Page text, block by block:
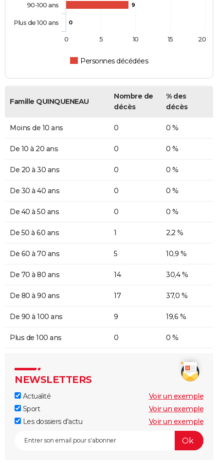
9
0
Personnes décédées
90-100 ans
Plus de 100 ans
0 5 10 15 20
Famille QUINQUENEAU
Nombre de
décès
% des
décès
Moins de 10 ans 0 0 %
De 10 à 20 ans 0 0 %
De 20 à 30 ans 0 0 %
De 30 à 40 ans 0 0 %
De 40 à 50 ans 0 0 %
De 50 à 60 ans 1 2,2 %
De 60 à 70 ans 5 10,9 %
De 70 à 80 ans 14 30,4 %
De 80 à 90 ans 17 37,0 %
De 90 à 100 ans 9 19,6 %
Plus de 100 ans 0 0 %
NEWSLETTERS
Actualité
Voir un exemple
Sport
Voir un exemple
Les dossiers d'actu
Voir un exemple